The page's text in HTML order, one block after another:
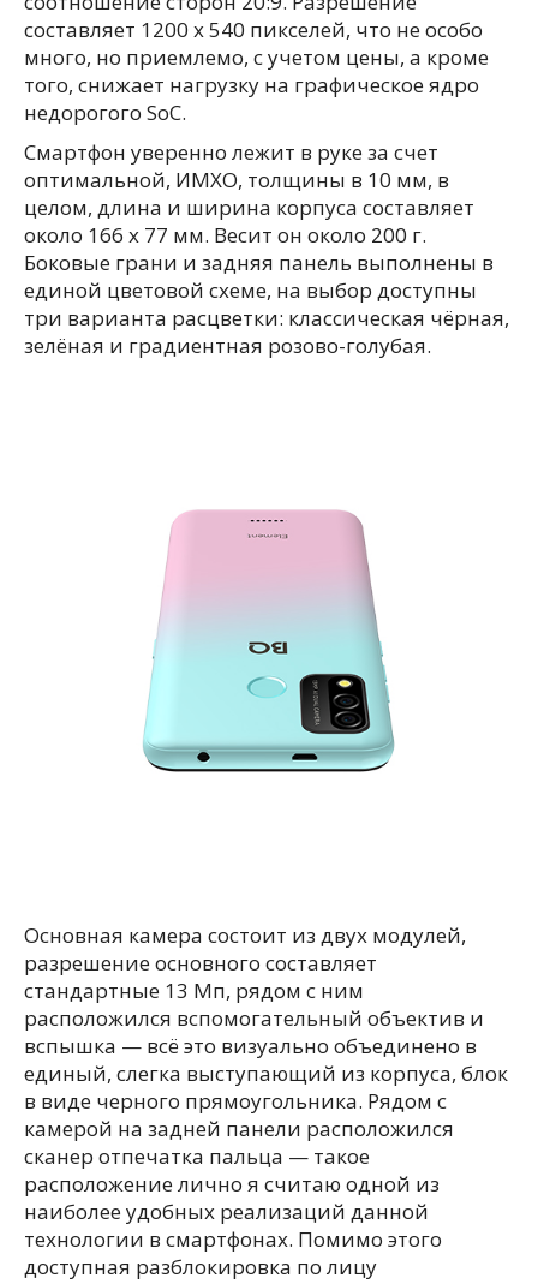
составляет 1200 x 540 пикселей, что не особо
много, но приемлемо, с учетом цены, а кроме
того, снижает нагрузку на графическое ядро
недорогого SoC.
Смартфон уверенно лежит в руке за счет
оптимальной, ИМХО, толщины в 10 мм, в
целом, длина и ширина корпуса составляет
около 166 x 77 мм. Весит он около 200 г.
Боковые грани и задняя панель выполнены в
единой цветовой схеме, на выбор доступны
три варианта расцветки: классическая чёрная,
зелёная и градиентная розово-голубая.
Основная камера состоит из двух модулей,
разрешение основного составляет
стандартные 13 Мп, рядом с ним
расположился вспомогательный объектив и
вспышка — всё это визуально объединено в
единый, слегка выступающий из корпуса, блок
в виде черного прямоугольника. Рядом с
камерой на задней панели расположился
сканер отпечатка пальца — такое
расположение лично я считаю одной из
наиболее удобных реализаций данной
технологии в смартфонах. Помимо этого
доступная разблокировка по лицу